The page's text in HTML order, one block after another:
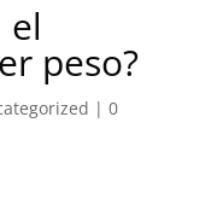
el
peso?
| 0